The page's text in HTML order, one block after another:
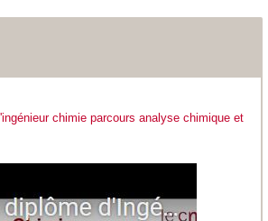
chimie parcours analyse chimique et